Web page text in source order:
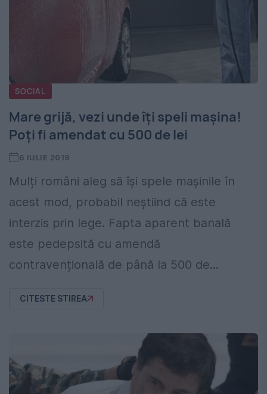
SOCIAL
Mare grijă, vezi unde îți speli mașina!
Poți fi amendat cu 500 de lei
6 IULIE 2019
Mulți români aleg să își spele mașinile în
acest mod, probabil neștiind că este
interzis prin lege. Fapta aparent banală
este pedepsită cu amendă
contravențională de până la 500 de...
CITESTE STIREA